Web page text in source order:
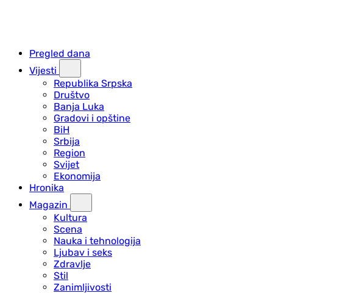
Pregled dana
Vijesti
Republika Srpska
Društvo
Banja Luka
Gradovi i opštine
BiH
Srbija
Region
Svijet
Ekonomija
Hronika
Magazin
Kultura
Scena
Nauka i tehnologija
Ljubav i seks
Zdravlje
Stil
Zanimljivosti